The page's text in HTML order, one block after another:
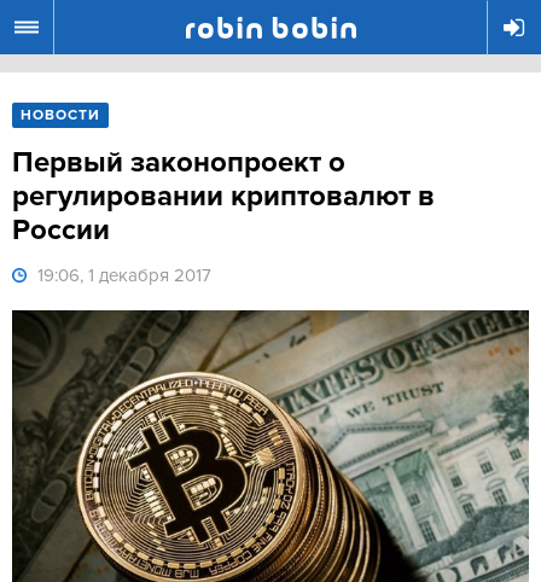
НОВОСТИ
Первый законопроект о
регулировании криптовалют в
России
19:06, 1 декабря 2017